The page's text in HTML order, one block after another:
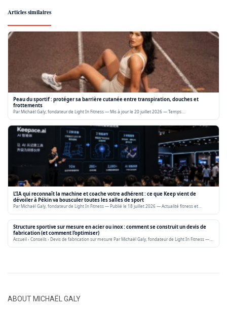
Articles similaires
Peau du sportif : protéger sa barrière cutanée entre transpiration, douches et
frottements
Par Michaël Galy, fondateur de Light In Fitness — Mis à jour le 20 juillet 2026 — Temps…
L’IA qui reconnaît la machine et coache votre adhérent : ce que Keep vient de
dévoiler à Pékin va bousculer toutes les salles de sport
Par Michaël Galy, fondateur de Light In Fitness — Publié le 18 juillet 2026 — Actualité fitness et…
Structure sportive sur mesure en acier ou inox : comment se construit un devis de
fabrication (et comment l’optimiser)
Accueil › Conseils › Devis de fabrication sur mesure Par Michaël Galy, fondateur de Light In Fitness —…
ABOUT MICHAËL GALY